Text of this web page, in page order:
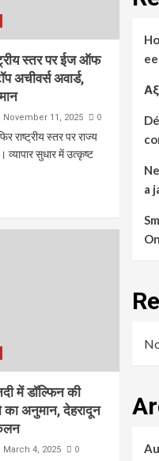
स्तर पर ईज ऑफ
अचीवर्स अवार्ड,
November 11, 2025 0
राष्ट्रीय स्तर पर राज्य
व्यापार सुधार में उत्कृष्ट
में डॉल्फिन की
अनुमान, देहरादून
March 4, 2025 0
a